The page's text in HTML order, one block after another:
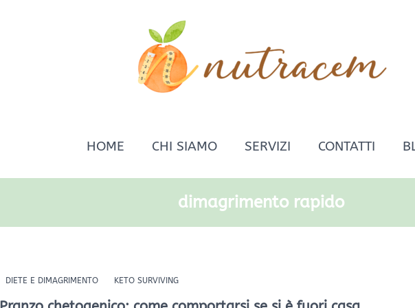
HOME CHI SIAMO SERVIZI CONTATTI
dimagrimento rapido
DIETE E DIMAGRIMENTO KETO SURVIVING
Pranzo
chetogenico: